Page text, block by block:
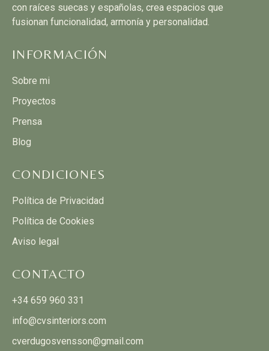
con raíces suecas y españolas, crea espacios que
fusionan funcionalidad, armonía y personalidad.
INFORMACIÓN
Sobre mi
Proyectos
Prensa
Blog
CONDICIONES
Política de Privacidad
Política de Cookies
Aviso legal
CONTACTO
+34 659 960 331
info@cvsinteriors.com
cverdugosvensson@gmail.com